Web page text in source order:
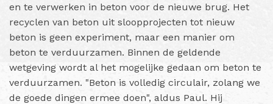
en te verwerken in beton voor de nieuwe brug. Het
recyclen van beton uit sloopprojecten tot nieuw
beton is geen experiment, maar een manier om
beton te verduurzamen. Binnen de geldende
wetgeving wordt al het mogelijke gedaan om beton te
verduurzamen. "Beton is volledig circulair, zolang we
de goede dingen ermee doen", aldus Paul. Hij